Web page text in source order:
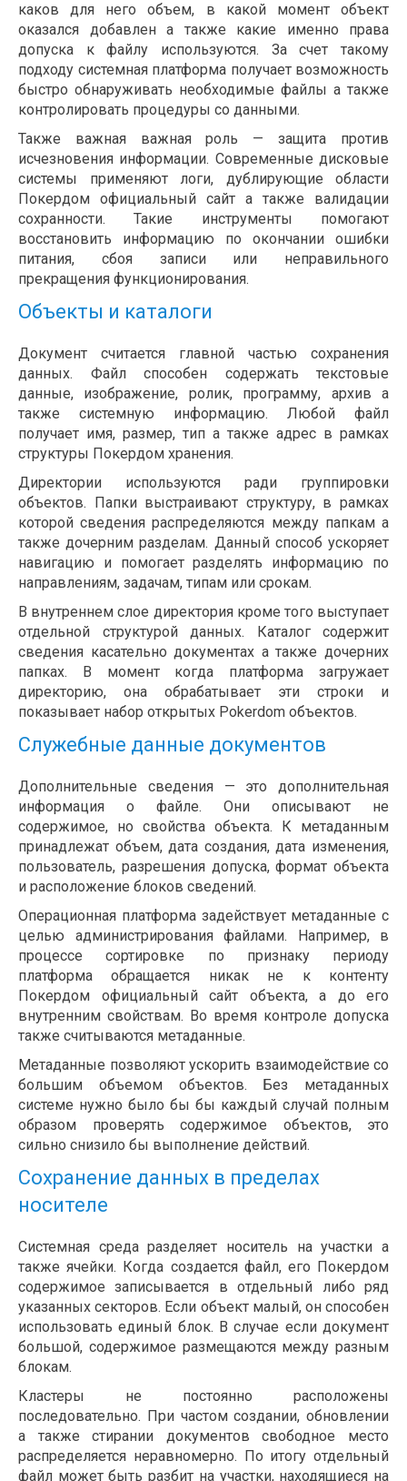
каков для него объем, в какой момент объект
оказался добавлен а также какие именно права
допуска к файлу используются. За счет такому
подходу системная платформа получает возможность
быстро обнаруживать необходимые файлы а также
контролировать процедуры со данными.
Также важная важная роль — защита против
исчезновения информации. Современные дисковые
системы применяют логи, дублирующие области
Покердом официальный сайт а также валидации
сохранности. Такие инструменты помогают
восстановить информацию по окончании ошибки
питания, сбоя записи или неправильного
прекращения функционирования.
Объекты и каталоги
Документ считается главной частью сохранения
данных. Файл способен содержать текстовые
данные, изображение, ролик, программу, архив а
также системную информацию. Любой файл
получает имя, размер, тип а также адрес в рамках
структуры Покердом хранения.
Директории используются ради группировки
объектов. Папки выстраивают структуру, в рамках
которой сведения распределяются между папкам а
также дочерним разделам. Данный способ ускоряет
навигацию и помогает разделять информацию по
направлениям, задачам, типам или срокам.
В внутреннем слое директория кроме того выступает
отдельной структурой данных. Каталог содержит
сведения касательно документах а также дочерних
папках. В момент когда платформа загружает
директорию, она обрабатывает эти строки и
показывает набор открытых Pokerdom объектов.
Служебные данные документов
Дополнительные сведения — это дополнительная
информация о файле. Они описывают не
содержимое, но свойства объекта. К метаданным
принадлежат объем, дата создания, дата изменения,
пользователь, разрешения допуска, формат объекта
и расположение блоков сведений.
Операционная платформа задействует метаданные с
целью администрирования файлами. Например, в
процессе сортировке по признаку периоду
платформа обращается никак не к контенту
Покердом официальный сайт объекта, а до его
внутренним свойствам. Во время контроле допуска
также считываются метаданные.
Метаданные позволяют ускорить взаимодействие со
большим объемом объектов. Без метаданных
системе нужно было бы бы каждый случай полным
образом проверять содержимое объектов, это
сильно снизило бы выполнение действий.
Сохранение данных в пределах
носителе
Системная среда разделяет носитель на участки а
также ячейки. Когда создается файл, его Покердом
содержимое записывается в отдельный либо ряд
указанных секторов. Если объект малый, он способен
использовать единый блок. В случае если документ
большой, содержимое размещаются между разным
блокам.
Кластеры не постоянно расположены
последовательно. При частом создании, обновлении
а также стирании документов свободное место
распределяется неравномерно. По итогу отдельный
файл может быть разбит на участки, находящиеся на